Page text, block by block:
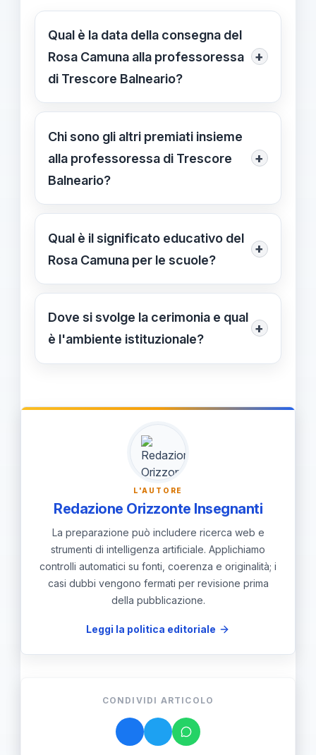
Qual è la data della consegna del
Rosa Camuna alla professoressa
di Trescore Balneario?
+
La cerimonia è prevista per venerdì
29 maggio in Piazza Città di
Lombardia, Milano. Informazione non
disponibile al gg/mm/aaaa.
Chi sono gli altri premiati insieme
alla professoressa di Trescore
Balneario?
+
Ragazzi On The Road Aps, Danilo
Guerini Rocco, Stefano Simonetta e
Gian Marco Moratti (onorificenza alla
Qual è il significato educativo del
Rosa Camuna per le scuole?
+
Rappresenta un modello di
cittadinanza attiva: valorizza progetti,
diritti e responsabilità e ispira
Dove si svolge la cerimonia e qual
è l'ambiente istituzionale?
+
Luogo: Piazza Città di Lombardia,
Lombardia, con riconoscimento a
figure legate all'educazione,
all'innovazione e all'impegno civico.
L'AUTORE
Redazione Orizzonte Insegnanti
La preparazione può includere ricerca web e
strumenti di intelligenza artificiale. Applichiamo
controlli automatici su fonti, coerenza e originalità; i
casi dubbi vengono fermati per revisione prima
della pubblicazione.
Leggi la politica editoriale
CONDIVIDI ARTICOLO